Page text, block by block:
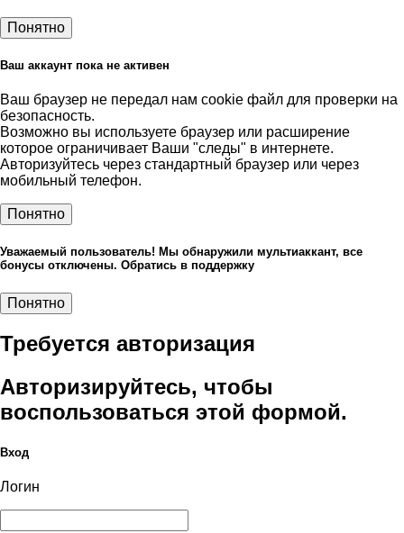
Понятно
Ваш аккаунт пока не активен
Ваш браузер не передал нам cookie файл для проверки на
безопасность.
Возможно вы используете браузер или расширение
которое ограничивает Ваши "следы" в интернете.
Авторизуйтесь через стандартный браузер или через
мобильный телефон.
Понятно
Уважаемый пользователь! Мы обнаружили мультиаккант, все
бонусы отключены. Обратись в поддержку
Понятно
Требуется авторизация
Авторизируйтесь, чтобы
воспользоваться этой формой.
Вход
Логин